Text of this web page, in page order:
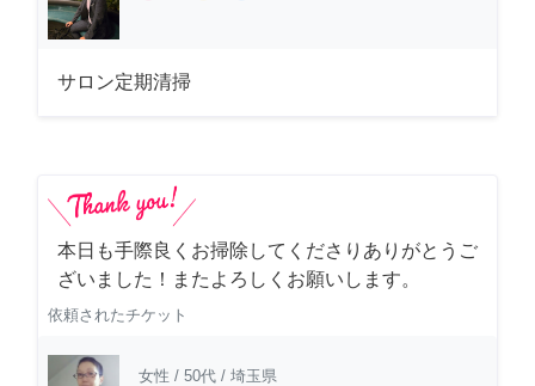
サロン定期清掃
本日も手際良くお掃除してくださりありがとうご
ざいました！またよろしくお願いします。
依頼されたチケット
女性 / 50代 / 埼玉県